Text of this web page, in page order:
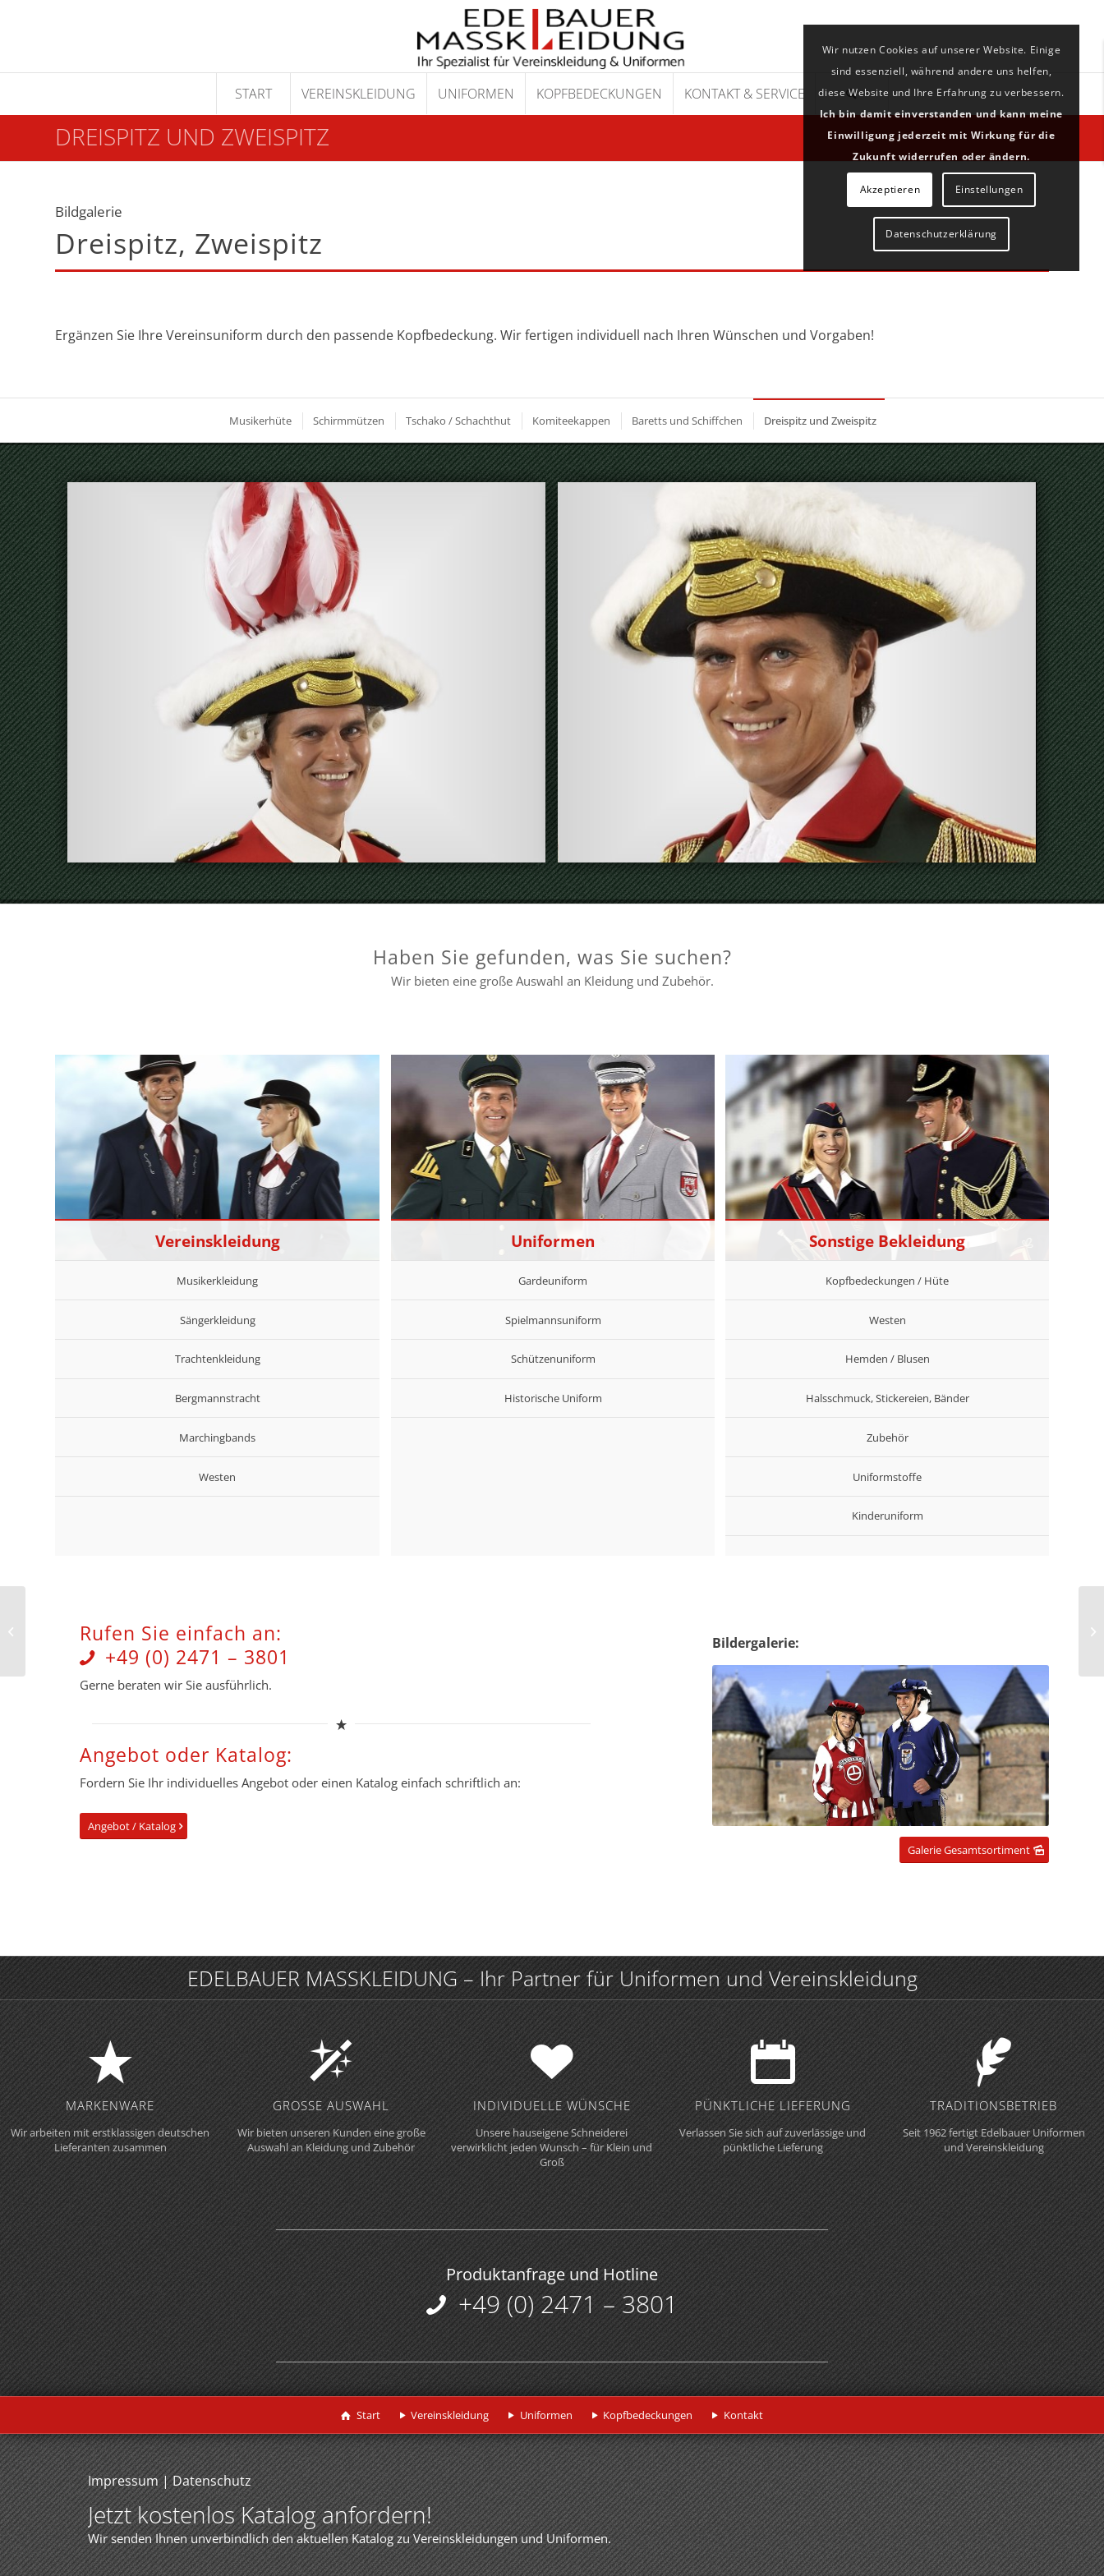
START VEREINSKLEIDUNG UNIFORMEN KOPFBEDECKUNGEN KONTAKT & SERVICE
DREISPITZ UND ZWEISPITZ
Bildgalerie
Dreispitz, Zweispitz
Ergänzen Sie Ihre Vereinsuniform durch den passende Kopfbedeckung. Wir fertigen individuell nach Ihren Wünschen und Vorgaben!
Musikerhüte Schirmmützen Tschako / Schachthut Komiteekappen Baretts und Schiffchen Dreispitz und Zweispitz
Dreispitz mit Federbusch Dreispitz
Haben Sie gefunden, was Sie suchen?
Wir bieten eine große Auswahl an Kleidung und Zubehör.
Vereinskleidung
Musikerkleidung
Sängerkleidung
Trachtenkleidung
Bergmannstracht
Marchingbands
Westen
Uniformen
Gardeuniform
Spielmannsuniform
Schützenuniform
Historische Uniform
Sonstige Bekleidung
Kopfbedeckungen / Hüte
Westen
Hemden / Blusen
Halsschmuck, Stickereien, Bänder
Zubehör
Uniformstoffe
Kinderuniform
Rufen Sie einfach an:
+49 (0) 2471 – 3801
Gerne beraten wir Sie ausführlich.
Angebot oder Katalog:
Fordern Sie Ihr individuelles Angebot oder einen Katalog einfach schriftlich an:
Angebot / Katalog
Bildergalerie:
Galerie Gesamtsortiment
EDELBAUER MASSKLEIDUNG – Ihr Partner für Uniformen und Vereinskleidung
MARKENWARE
Wir arbeiten mit erstklassigen deutschen
Lieferanten zusammen
GROSSE AUSWAHL
Wir bieten unseren Kunden eine große
Auswahl an Kleidung und Zubehör
INDIVIDUELLE WÜNSCHE
Unsere hauseigene Schneiderei
verwirklicht jeden Wunsch – für Klein und
Groß
PÜNKTLICHE LIEFERUNG
Verlassen Sie sich auf zuverlässige und
pünktliche Lieferung
TRADITIONS­BETRIEB
Seit 1962 fertigt Edelbauer Uniformen
und Vereinskleidung
Produktanfrage und Hotline
+49 (0) 2471 – 3801
Start Vereinskleidung Uniformen Kopfbedeckungen Kontakt
Impressum|Datenschutz
Jetzt kostenlos Katalog anfordern!
Wir senden Ihnen unverbindlich den aktuellen Katalog zu Vereinskleidungen und Uniformen.
Komiteekappen
Wir nutzen Cookies auf unserer Website. Einige
sind essenziell, während andere uns helfen,
diese Website und Ihre Erfahrung zu verbessern.
Ich bin damit einverstanden und kann meine
Einwilligung jederzeit mit Wirkung für die
Zukunft widerrufen oder ändern.
Akzeptieren Einstellungen
Datenschutzerklärung